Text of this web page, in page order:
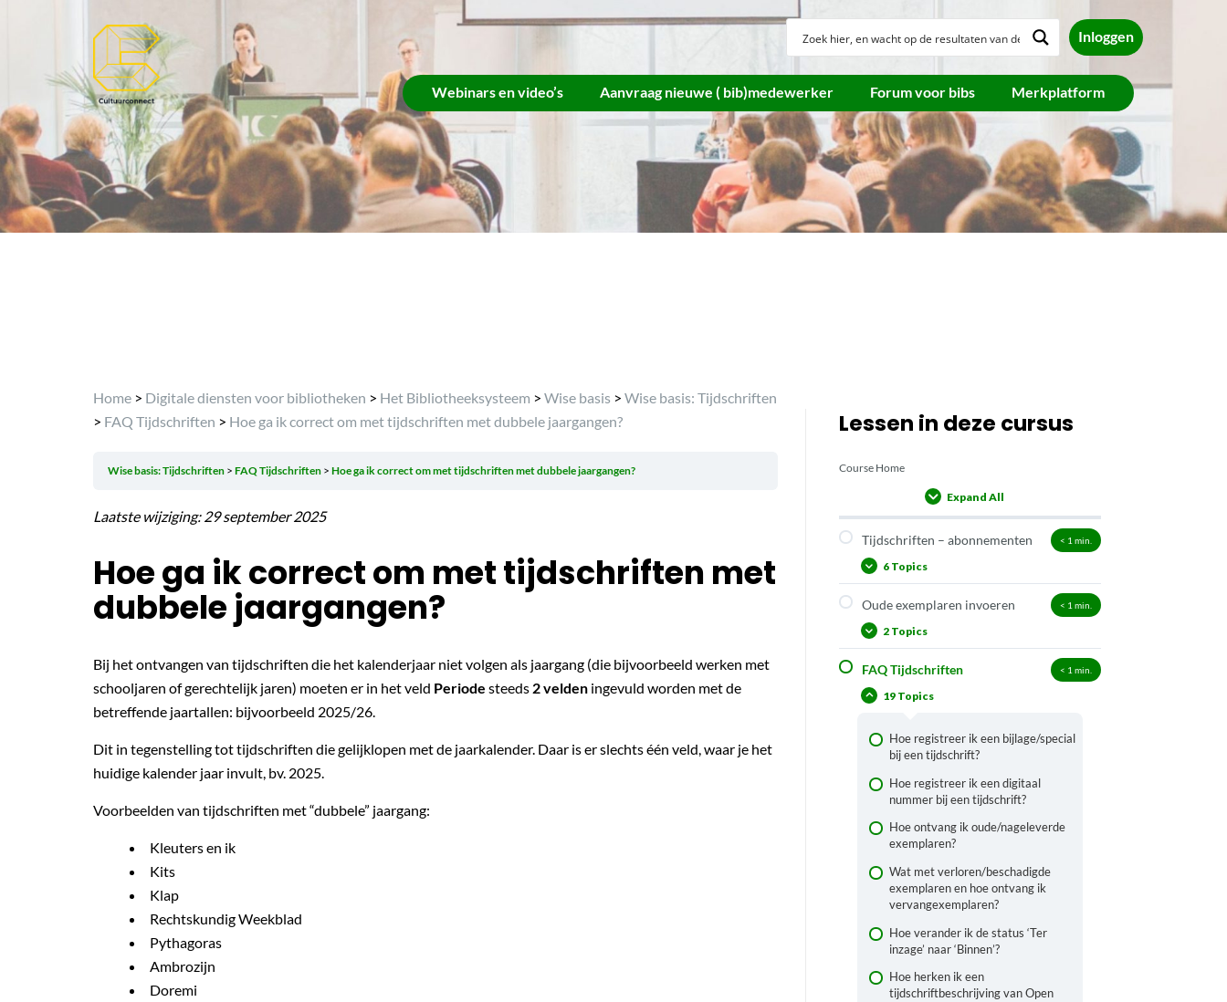
Inloggen
Webinars en video’s Aanvraag nieuwe ( bib)medewerker Forum voor bibs Merkplatform
Home > Digitale diensten voor bibliotheken > Het Bibliotheeksysteem > Wise basis > Wise basis: Tijdschriften
> FAQ Tijdschriften > Hoe ga ik correct om met tijdschriften met dubbele jaargangen?
Wise basis: Tijdschriften FAQ Tijdschriften Hoe ga ik correct om met tijdschriften met dubbele jaargangen?
Laatste wijziging: 29 september 2025
Hoe ga ik correct om met tijdschriften met
dubbele jaargangen?
Bij het ontvangen van tijdschriften die het kalenderjaar niet volgen als jaargang (die bijvoorbeeld werken met
schooljaren of gerechtelijk jaren) moeten er in het veld Periode steeds 2 velden ingevuld worden met de
betreffende jaartallen: bijvoorbeeld 2025/26.
Dit in tegenstelling tot tijdschriften die gelijklopen met de jaarkalender. Daar is er slechts één veld, waar je het
huidige kalender jaar invult, bv. 2025.
Voorbeelden van tijdschriften met “dubbele” jaargang:
Kleuters en ik
Kits
Klap
Rechtskundig Weekblad
Pythagoras
Ambrozijn
Doremi
Lessen in deze cursus
Course Home
Expand All
Lessons
Tijdschriften – abonnementen < 1 min.
6 Topics
Hoe werkt de tijdschriftenmodule
van Wise?
tijdschriftabonnement
Verwijderen/opschonen van een
Stopzetten van een
Oude exemplaren invoeren < 1 min.
2 Topics
Retro invoer
Ingebonden jaargangen
FAQ Tijdschriften < 1 min.
19 Topics
Hoe registreer ik een bijlage/special
bij een tijdschrift?
Hoe registreer ik een digitaal
nummer bij een tijdschrift?
Hoe ontvang ik oude/nageleverde
exemplaren?
Wat met verloren/beschadigde
exemplaren en hoe ontvang ik
vervangexemplaren?
Hoe verander ik de status ‘Ter
inzage’ naar ‘Binnen’?
Hoe herken ik een
tijdschriftbeschrijving van Open